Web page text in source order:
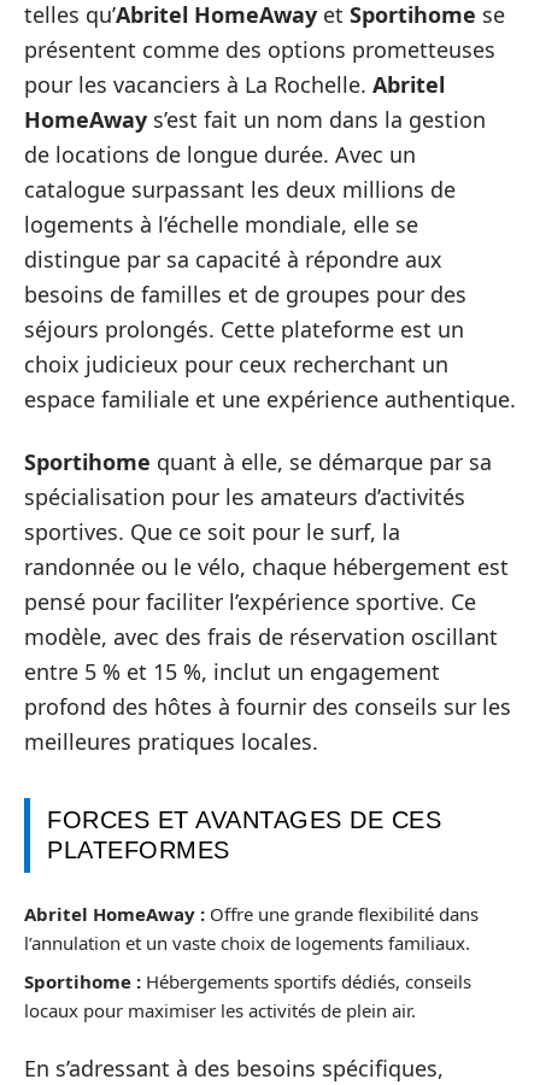
telles qu’Abritel HomeAway et Sportihome se
présentent comme des options prometteuses
pour les vacanciers à La Rochelle. Abritel
HomeAway s’est fait un nom dans la gestion
de locations de longue durée. Avec un
catalogue surpassant les deux millions de
logements à l’échelle mondiale, elle se
distingue par sa capacité à répondre aux
besoins de familles et de groupes pour des
séjours prolongés. Cette plateforme est un
choix judicieux pour ceux recherchant un
espace familiale et une expérience authentique.
Sportihome quant à elle, se démarque par sa
spécialisation pour les amateurs d’activités
sportives. Que ce soit pour le surf, la
randonnée ou le vélo, chaque hébergement est
pensé pour faciliter l’expérience sportive. Ce
modèle, avec des frais de réservation oscillant
entre 5 % et 15 %, inclut un engagement
profond des hôtes à fournir des conseils sur les
meilleures pratiques locales.
FORCES ET AVANTAGES DE CES
PLATEFORMES
Abritel HomeAway : Offre une grande flexibilité dans
l’annulation et un vaste choix de logements familiaux.
Sportihome : Hébergements sportifs dédiés, conseils
locaux pour maximiser les activités de plein air.
En s’adressant à des besoins spécifiques,